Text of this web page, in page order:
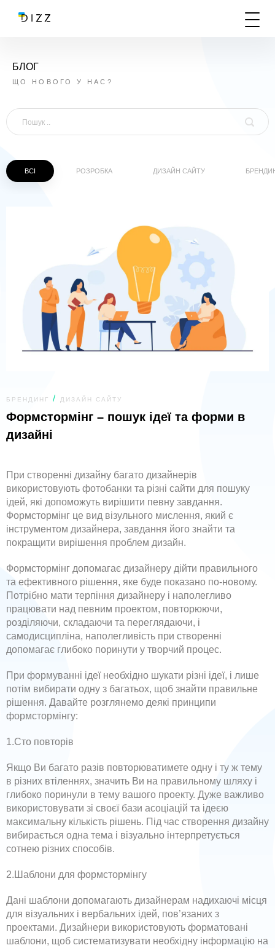
БЛОГ
ЩО НОВОГО У НАС?
ВСІ РОЗРОБКА ДИЗАЙН САЙТУ
БРЕНДИНГ ДИЗАЙН САЙТУ
Формстормінг – пошук ідеї та форми в
дизайні
При створенні дизайну багато дизайнерів
використовують фотобанки та різні сайти для пошуку
ідей, які допоможуть вирішити певну завдання.
Формстормінг це вид візульного мислення, який є
інструментом дизайнера, завдання його знайти та
покращити вирішення проблем дизайн.
Формстормінг допомагає дизайнеру дійти правильного
та ефективного рішення, яке буде показано по-новому.
Потрібно мати терпіння дизайнеру і наполегливо
працювати над певним проектом, повторюючи,
розділяючи, складаючи та переглядаючи, і
самодисципліна, наполегливість при створенні
допомагає глибоко поринути у творчий процес.
При формуванні ідеї необхідно шукати різні ідеї, і лише
потім вибирати одну з багатьох, щоб знайти правильне
рішення. Давайте розглянемо деякі принципи
формстормінгу:
1.Сто повторів
Якщо Ви багато разів повторюватимете одну і ту ж тему
в різних втіленнях, значить Ви на правильному шляху і
глибоко поринули в тему вашого проекту. Дуже важливо
використовувати зі своєї бази асоціацій та ідеєю
максимальну кількість рішень. Під час створення дизайну
вибирається одна тема і візуально інтерпретується
сотнею різних способів.
2.Шаблони для формстормінгу
Дані шаблони допомагають дизайнерам надихаючі місця
для візуальних і вербальних ідей, пов’язаних з
проектами. Дизайнери використовують форматовані
шаблони, щоб систематизувати необхідну інформацію на